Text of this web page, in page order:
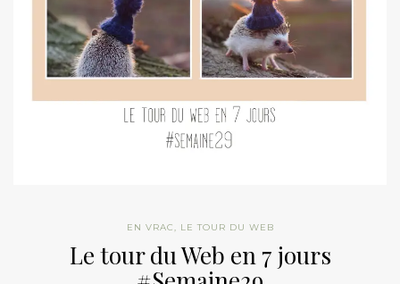
EN VRAC, LE TOUR DU WEB
Le tour du Web en 7 jours